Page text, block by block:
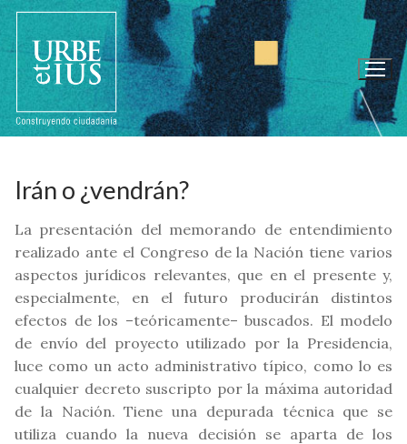
Ir
contenido
Irán o ¿vendrán?
La presentación del memorando de entendimiento
realizado ante el Congreso de la Nación tiene varios
aspectos jurídicos relevantes, que en el presente y,
especialmente, en el futuro producirán distintos
efectos de los –teóricamente– buscados. El modelo
de envío del proyecto utilizado por la Presidencia,
luce como un acto administrativo típico, como lo es
cualquier decreto suscripto por la máxima autoridad
de la Nación. Tiene una depurada técnica que se
utiliza cuando la nueva decisión se aparta de los